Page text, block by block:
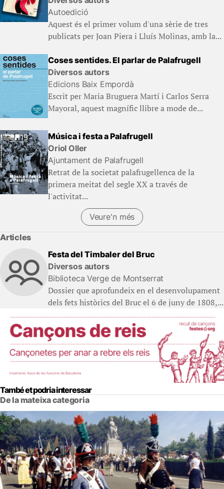
Autoedició
Aquest és el primer volum d'una sèrie de tres
publicats per Joan Piera i Lluís Molinas, amb la...
Coses sentides. El parlar de Palafrugell
Diversos autors
Edicions Baix Empordà
Escrit per Maria Bruguera Martí i Carlos Serra
Mayoral, aquest magnífic llibre a mode de...
Música i festa a Palafrugell
Oriol Oller
Ajuntament de Palafrugell
Retrat de la societat palafrugellenca de la
primera meitat del segle XX a través de
l'activitat...
Veure'n més
(Llibres)
Articles
Festa del Timbaler del Bruc
Diversos autors
Biblioteca Verge de Montserrat
Dossier que aprofundeix en el desenvolupament
dels fets històrics del Bruc el 6 de juny de 1808,...
També et podria interessar
De la mateixa categoria